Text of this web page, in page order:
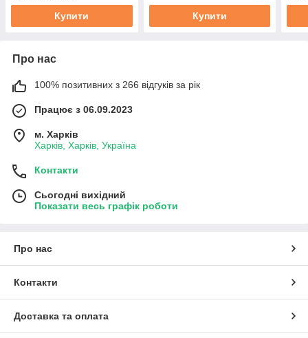
Купити Купити
Про нас
100% позитивних з 266 відгуків за рік
Працює з 06.09.2023
м. Харків
Харків, Харків, Україна
Контакти
Сьогодні вихідний
Показати весь графік роботи
Про нас
Контакти
Доставка та оплата